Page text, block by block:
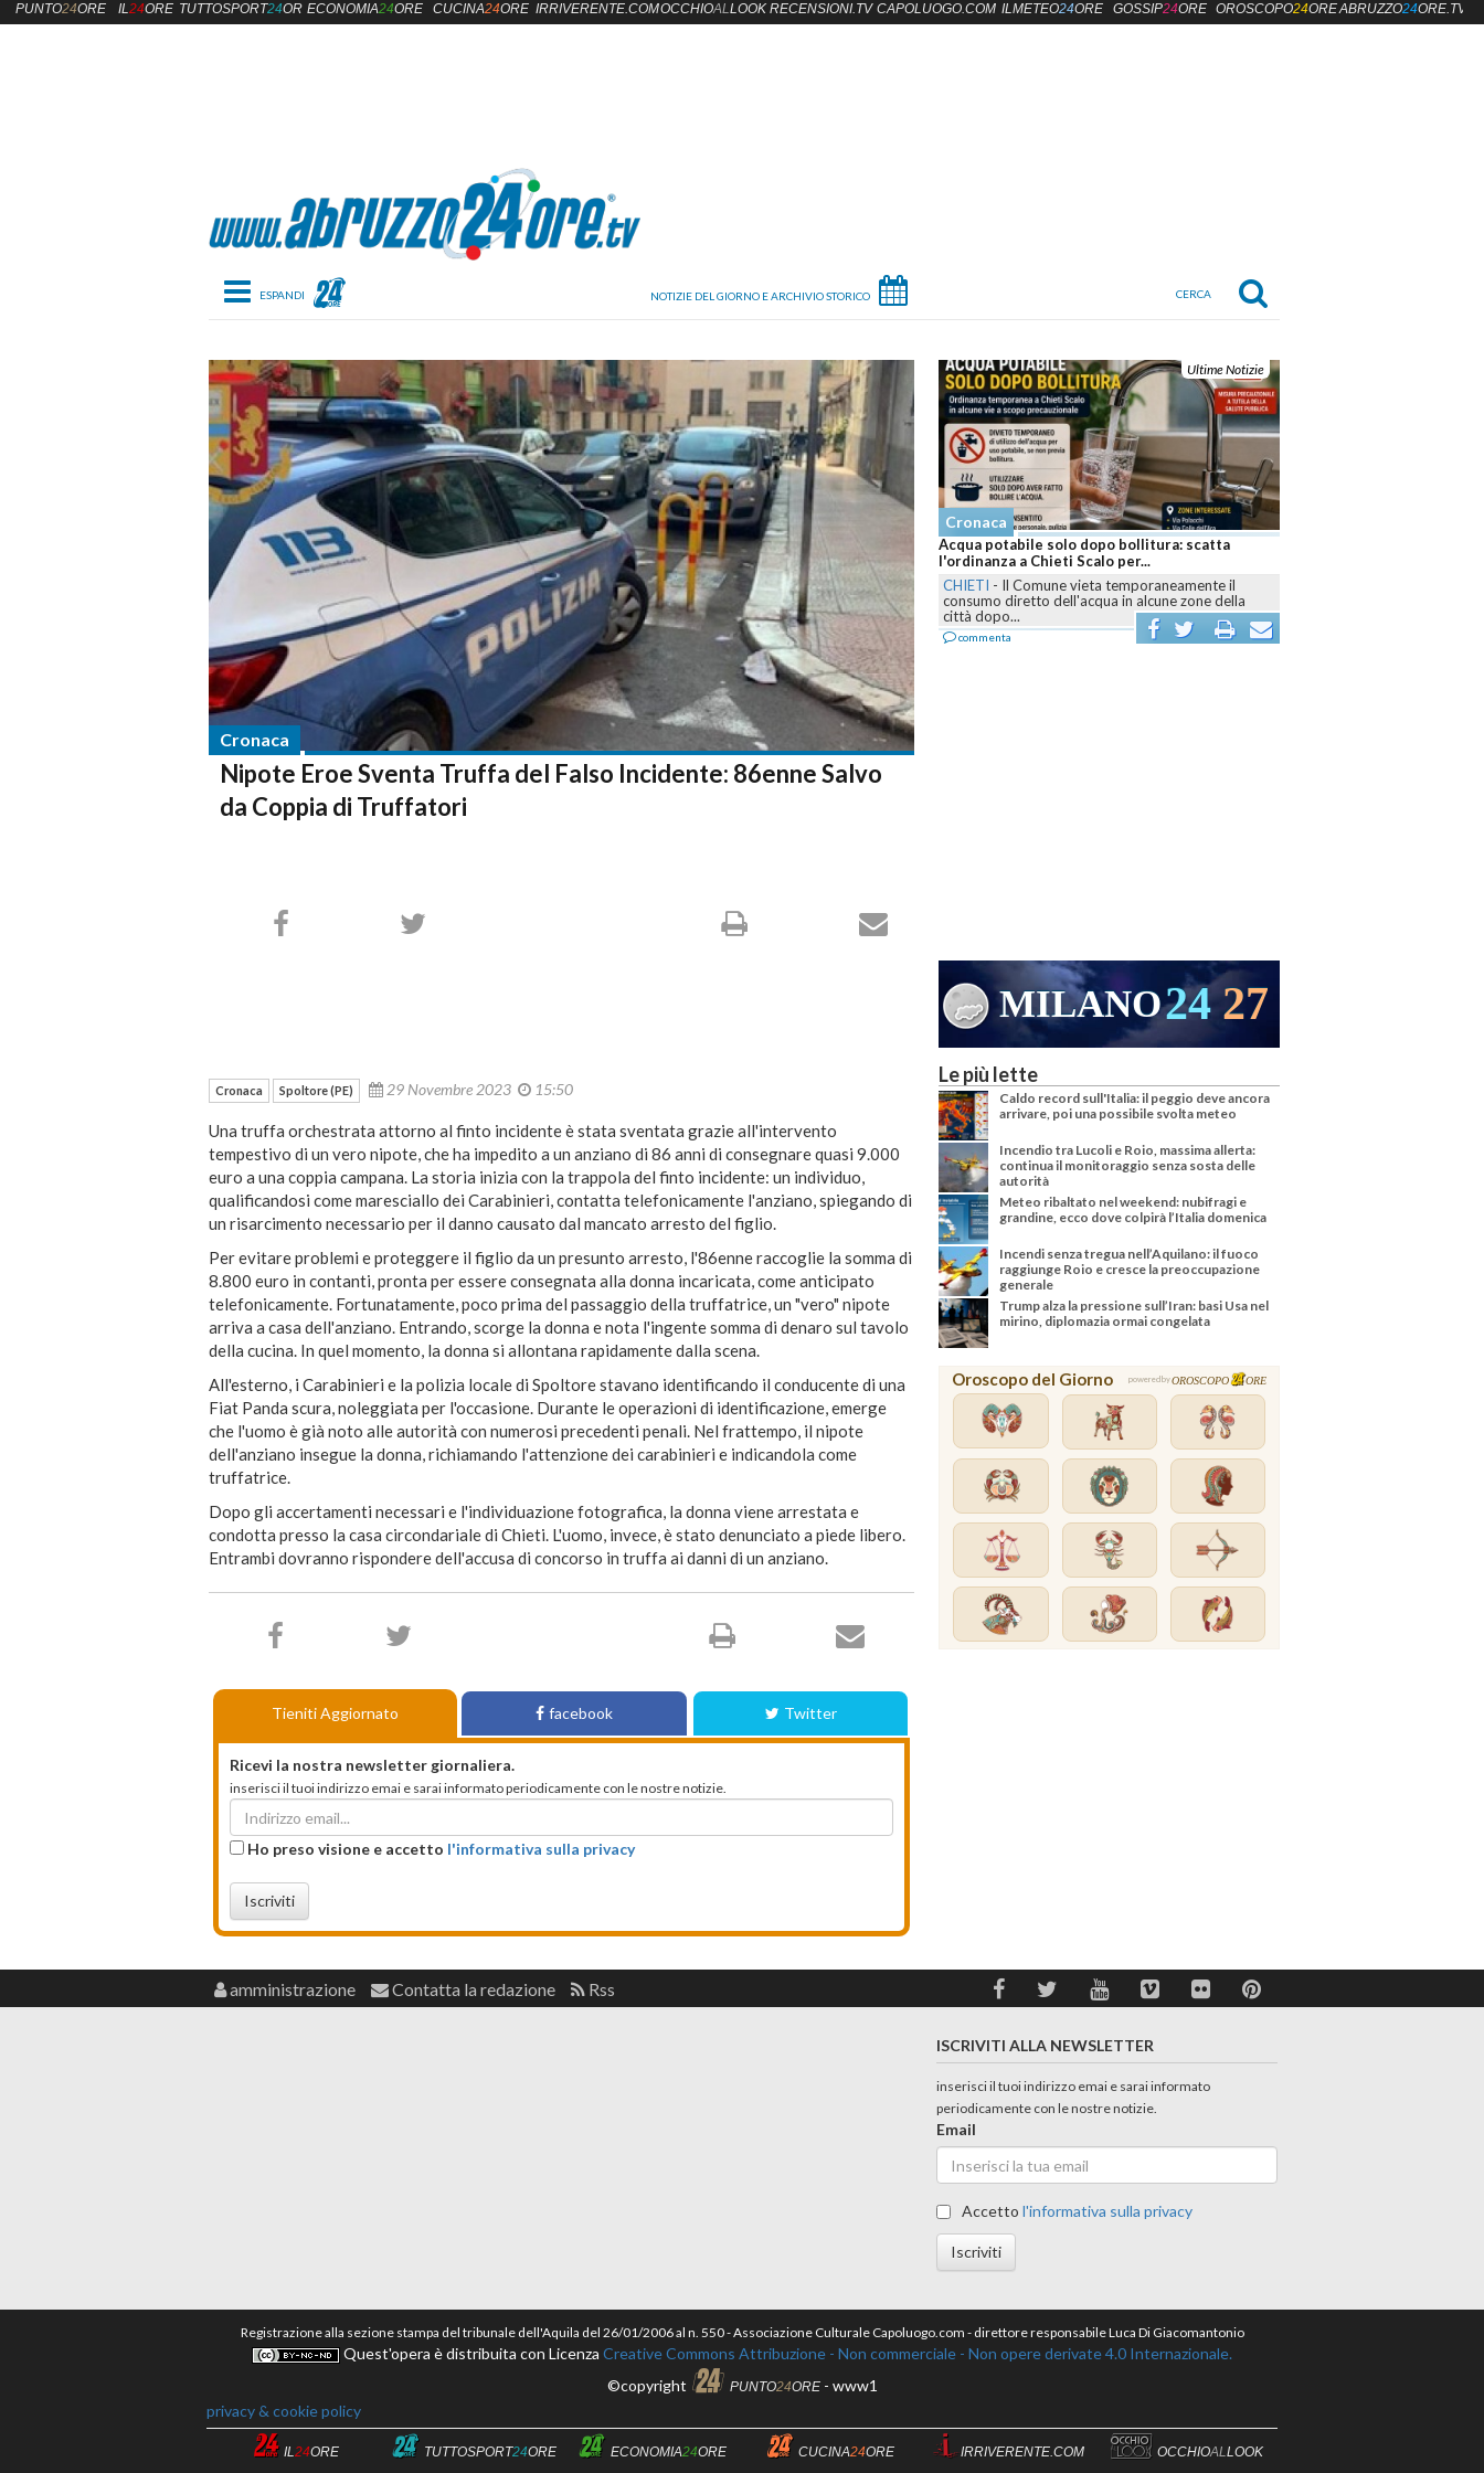
Toggle navigation
Cronaca
Nipote Eroe Sventa Truffa del Falso Incidente: 86enne Salvo
da Coppia di Truffatori
Ultime Notizie
Cronaca
Acqua potabile solo dopo bollitura: scatta
l'ordinanza a Chieti Scalo per...
CHIETI - Il Comune vieta temporaneamente il
consumo diretto dell'acqua in alcune zone della
città dopo...
commenta
MILANO24 27
Cronaca Spoltore (PE) 29 Novembre 2023 15:50
Una truffa orchestrata attorno al finto incidente è stata sventata grazie all'intervento
tempestivo di un vero nipote, che ha impedito a un anziano di 86 anni di consegnare quasi 9.000
euro a una coppia campana. La storia inizia con la trappola del finto incidente: un individuo,
qualificandosi come maresciallo dei Carabinieri, contatta telefonicamente l'anziano, spiegando di
un risarcimento necessario per il danno causato dal mancato arresto del figlio.
Per evitare problemi e proteggere il figlio da un presunto arresto, l'86enne raccoglie la somma di
8.800 euro in contanti, pronta per essere consegnata alla donna incaricata, come anticipato
telefonicamente. Fortunatamente, poco prima del passaggio della truffatrice, un "vero" nipote
arriva a casa dell'anziano. Entrando, scorge la donna e nota l'ingente somma di denaro sul tavolo
della cucina. In quel momento, la donna si allontana rapidamente dalla scena.
All'esterno, i Carabinieri e la polizia locale di Spoltore stavano identificando il conducente di una
Fiat Panda scura, noleggiata per l'occasione. Durante le operazioni di identificazione, emerge
che l'uomo è già noto alle autorità con numerosi precedenti penali. Nel frattempo, il nipote
dell'anziano insegue la donna, richiamando l'attenzione dei carabinieri e indicandola come
truffatrice.
Dopo gli accertamenti necessari e l'individuazione fotografica, la donna viene arrestata e
condotta presso la casa circondariale di Chieti. L'uomo, invece, è stato denunciato a piede libero.
Entrambi dovranno rispondere dell'accusa di concorso in truffa ai danni di un anziano.
Tieniti Aggiornato facebook Twitter
Ricevi la nostra newsletter giornaliera.
inserisci il tuoi indirizzo emai e sarai informato periodicamente con le nostre notizie.
Ho preso visione e accetto l'informativa sulla privacy
Iscriviti
Le più lette
Caldo record sull'Italia: il peggio deve ancora
arrivare, poi una possibile svolta meteo
Incendio tra Lucoli e Roio, massima allerta:
continua il monitoraggio senza sosta delle
autorità
Meteo ribaltato nel weekend: nubifragi e
grandine, ecco dove colpirà l’Italia domenica
Incendi senza tregua nell’Aquilano: il fuoco
raggiunge Roio e cresce la preoccupazione
generale
Trump alza la pressione sull’Iran: basi Usa nel
mirino, diplomazia ormai congelata
Oroscopo del Giorno powered byOROSCOPO ORE
PUNTO24ORE IL24ORE TUTTOSPORT24OREECONOMIA24ORE CUCINA24ORE IRRIVERENTE.COMOCCHIOALLOOK RECENSIONI.TV CAPOLUOGO.COM ILMETEO24ORE GOSSIP24ORE OROSCOPO24OREABRUZZO24ORE.TV
amministrazione Contatta la redazione Rss
ISCRIVITI ALLA NEWSLETTER
inserisci il tuoi indirizzo emai e sarai informato
periodicamente con le nostre notizie.
Email
Accettol'informativa sulla privacy
Iscriviti
Registrazione alla sezione stampa del tribunale dell'Aquila del 26/01/2006 al n. 550 - Associazione Culturale Capoluogo.com - direttore responsabile Luca Di Giacomantonio
Quest'opera è distribuita con Licenza Creative Commons Attribuzione - Non commerciale - Non opere derivate 4.0 Internazionale.
©copyright
PUNTO24ORE- www1
privacy & cookie policy
IL24ORE TUTTOSPORT24ORE ECONOMIA24ORE CUCINA24ORE IRRIVERENTE.COM OCCHIOALLOOK